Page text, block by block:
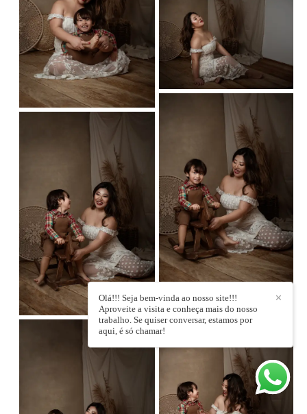
✕
Olá!!! Seja bem-vinda ao nosso site!!!
Aproveite a visita e conheça mais do nosso
trabalho. Se quiser conversar, estamos por
aqui, é só chamar!